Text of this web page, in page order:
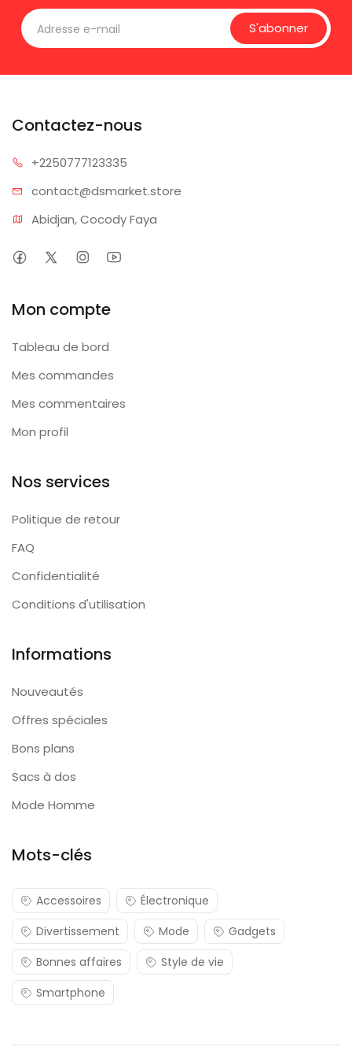
S'abonner
Contactez-nous
+2250777123335
contact@dsmarket.store
Abidjan, Cocody Faya
Mon compte
Tableau de bord
Mes commandes
Mes commentaires
Mon profil
Nos services
Politique de retour
FAQ
Confidentialité
Conditions d'utilisation
Informations
Nouveautés
Offres spéciales
Bons plans
Sacs à dos
Mode Homme
Mots-clés
Accessoires
Électronique
Divertissement
Mode
Gadgets
Bonnes affaires
Style de vie
Smartphone